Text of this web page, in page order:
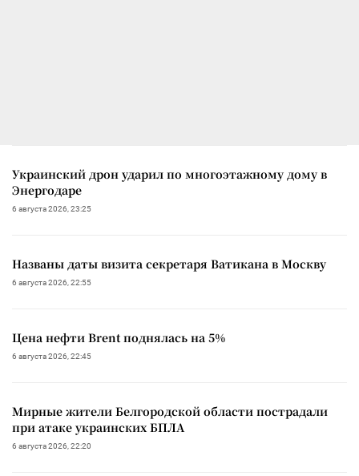
Украинский дрон ударил по многоэтажному дому в
Энергодаре
6 августа 2026, 23:25
Названы даты визита секретаря Ватикана в Москву
6 августа 2026, 22:55
Цена нефти Brent поднялась на 5%
6 августа 2026, 22:45
Мирные жители Белгородской области пострадали
при атаке украинских БПЛА
6 августа 2026, 22:20